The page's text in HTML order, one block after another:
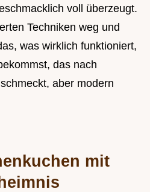
voll überzeugt.
Techniken weg und
was wirklich funktioniert,
das nach
aber modern
mit